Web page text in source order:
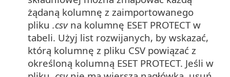
żądaną kolumnę z zaimportowanego
pliku .csvna kolumnę ESET PROTECT w
tabeli. Użyj list rozwijanych, by wskazać,
którą kolumnę z pliku CSV powiązać z
określoną kolumną ESET PROTECT. Jeśli w